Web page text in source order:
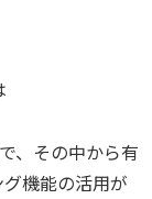
、その中から有
機能の活用が